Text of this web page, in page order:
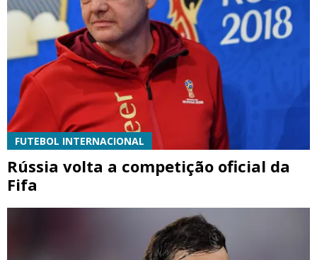
FUTEBOL INTERNACIONAL
Rússia volta a competição oficial da
Fifa